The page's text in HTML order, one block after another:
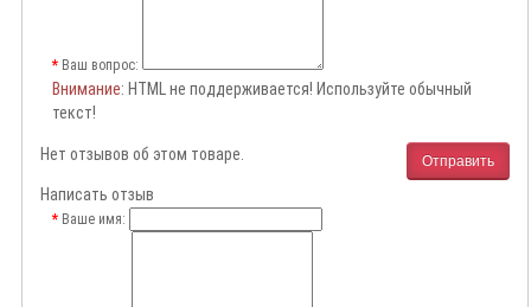
Ваш вопрос:
Внимание: HTML не поддерживается! Используйте обычный
текст!
Отправить
Нет отзывов об этом товаре.
Написать отзыв
Ваше имя: